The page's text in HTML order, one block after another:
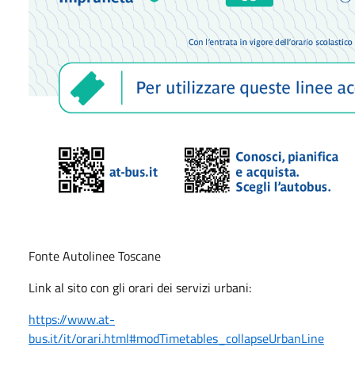
Fonte Autolinee Toscane
Link al sito con gli orari dei servizi urbani:
https://www.at-
bus.it/it/orari.html#modTimetables_collapseUrbanLine